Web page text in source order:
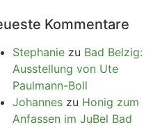
Kommentare
Stephanie zu Bad Belzig:
Ausstellung von Ute
Paulmann-Boll
Johannes zu Honig zum
Anfassen im JuBel Bad